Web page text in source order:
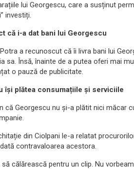
lui Georgescu, care a susținut
investiți.
că i-a dat bani lui Georgescu
a recunoscut că îi livra bani lui
sa. Însă, înainte de a putea oferi mai
o pauză de publicitate.
își plătea consumațiile și serviciile
că Georgescu nu și-a plătit nici măcar
din Ciolpani le-a relatat
contravaloarea acestora.
călărească pentru un clip. Nu